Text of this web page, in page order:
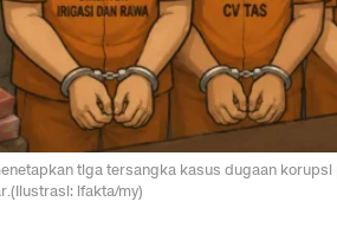
tiga tersangka kasus dugaan
ifakta/my)